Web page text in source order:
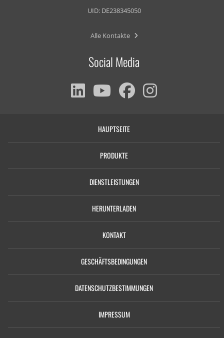
UID: DE238345050
Alle Kontakte
Social Media
HAUPTSEITE
PRODUKTE
DIENSTLEISTUNGEN
HERUNTERLADEN
KONTAKT
GESCHÄFTSBEDINGUNGEN
DATENSCHUTZBESTIMMUNGEN
IMPRESSUM